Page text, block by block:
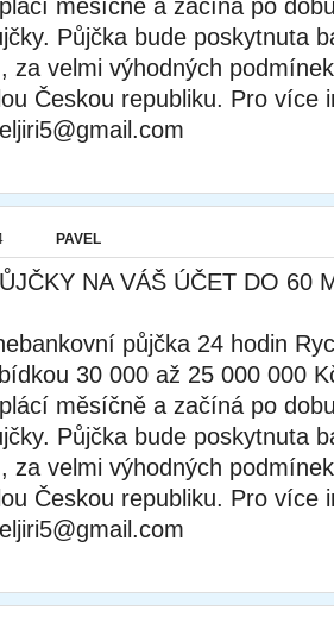
měsíčně a začíná po
Půjčka bude poskytnuta
za velmi výhodných
Českou republiku. Pro více
PAVEL
NA VÁŠ ÚČET DO 60
půjčka 24 hodin
30 000 až 25 000 000
měsíčně a začíná po
Půjčka bude poskytnuta
za velmi výhodných
Českou republiku. Pro více